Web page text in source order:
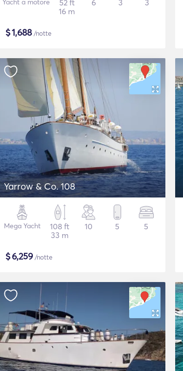
Yacht a motore
52 ft
16 m
6 3 3
$1,688/notte
Yarrow & Co. 108
Mega Yacht
108 ft
33 m
10 5 5
$6,259/notte